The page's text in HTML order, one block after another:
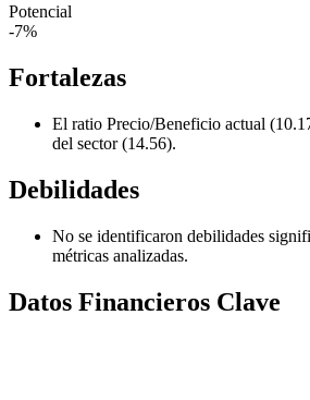
Potencial
-7%
Fortalezas
El ratio Precio/Beneficio actual
del sector (14.56).
Debilidades
No se identificaron debilidades
métricas analizadas.
Datos Financieros Clave